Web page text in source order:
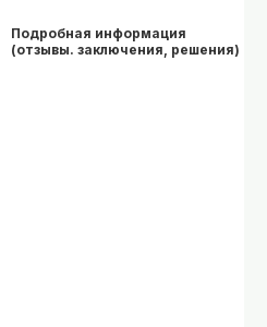
Подробная информация
(отзывы. заключения, решения)